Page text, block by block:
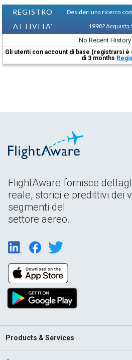
REGISTRO
ATTIVITA'
Desideri una ricerca
1998?Acquista
No Recent History
Gli utenti con account di base (registrarsi
di 3 months
FlightAware fornisce
reale, storici e predittivi dei
segmenti del
settore aereo.
Products & Services